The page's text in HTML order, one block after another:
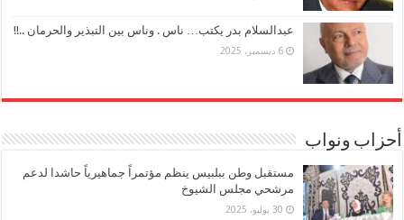
عبدالسلام بدر يكتب… ناس . وناس بين التبذير والحرمان ..!!
6 ديسمبر، 2025
أحزاب ونواب
مستقبل وطن ببلبيس ينظم مؤتمراً جماهيرياً حاشدا لدعم
مرشحي مجلس الشيوخ
30 يوليو، 2025